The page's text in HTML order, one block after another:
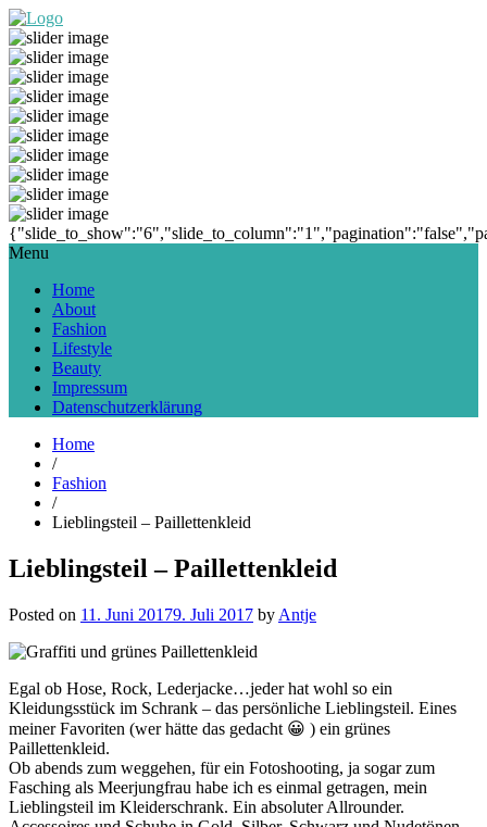
Die Lifestyleseite
Menu
Home
About
Fashion
Lifestyle
Beauty
Impressum
Datenschutzerklärung
Home
/
Fashion
/
Lieblingsteil – Paillettenkleid
Lieblingsteil – Paillettenkleid
Posted on 11. Juni 20179. Juli 2017 by Antje
Egal ob Hose, Rock, Lederjacke…jeder hat wohl so ein
Kleidungsstück im Schrank – das persönliche Lieblingsteil. Eines
meiner Favoriten (wer hätte das gedacht 😀 ) ein grünes
Paillettenkleid.
Ob abends zum weggehen, für ein Fotoshooting, ja sogar zum
Fasching als Meerjungfrau habe ich es einmal getragen, mein
Lieblingsteil im Kleiderschrank. Ein absoluter Allrounder.